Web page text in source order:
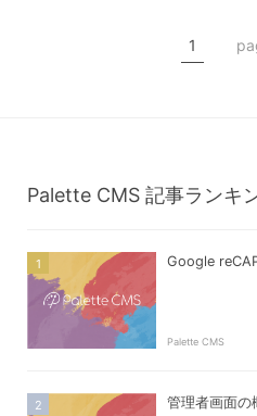
1
Palette CMS 記事ランキ
Google
Palette CMS
管理者画面の